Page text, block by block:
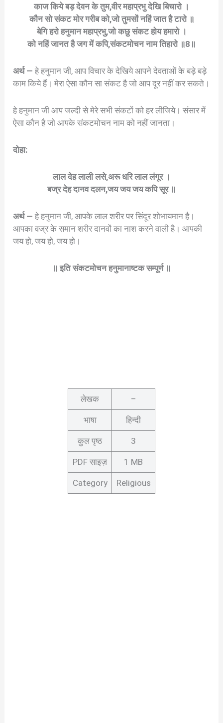
काज किये बड़ देवन के तुम,वीर महाप्रभु देखि बिचारो ।
कौन सो संकट मोर गरीब को,जो तुमसों नहिं जात है टारो ॥
बेगि हरो हनुमान महाप्रभु,जो कछु संकट होय हमारो ।
को नहिं जानत है जग में कपि,संकटमोचन नाम तिहारो ॥8॥
अर्थ — हे हनुमान जी, आप विचार के देखिये आपने देवताओं के बड़े बड़े
काम किये हैं। मेरा ऐसा कौन सा संकट है जो आप दूर नहीं कर सकते।
हे हनुमान जी आप जल्दी से मेरे सभी संकटों को हर लीजिये। संसार में
ऐसा कौन है जो आपके संकटमोचन नाम को नहीं जानता।
दोहा:
लाल देह लाली लसे,अरू धरि लाल लंगूर ।
बज्र देह दानव दलन,जय जय जय कपि सूर ॥
अर्थ — हे हनुमान जी, आपके लाल शरीर पर सिंदूर शोभायमान है।
आपका वज्र के समान शरीर दानवों का नाश करने वाली है। आपकी
जय हो, जय हो, जय हो।
॥ इति संकटमोचन हनुमानाष्टक सम्पूर्ण ॥
लेखक –
भाषा हिन्दी
कुल पृष्ठ 3
PDF साइज़ 1 MB
Category Religious